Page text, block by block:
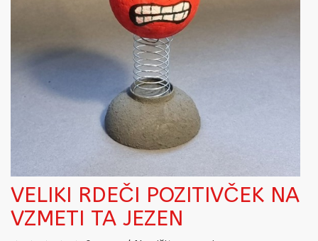
VELIKI RDEČI POZITIVČEK NA
VZMETI TA JEZEN